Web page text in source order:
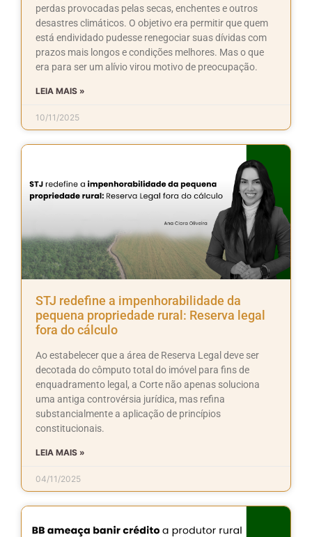
perdas provocadas pelas secas, enchentes e outros
desastres climáticos. O objetivo era permitir que quem
está endividado pudesse renegociar suas dívidas com
prazos mais longos e condições melhores. Mas o que
era para ser um alívio virou motivo de preocupação.
LEIA MAIS »
10/11/2025
STJ redefine a impenhorabilidade da
pequena propriedade rural: Reserva legal
fora do cálculo
Ao estabelecer que a área de Reserva Legal deve ser
decotada do cômputo total do imóvel para fins de
enquadramento legal, a Corte não apenas soluciona
uma antiga controvérsia jurídica, mas refina
substancialmente a aplicação de princípios
constitucionais.
LEIA MAIS »
04/11/2025